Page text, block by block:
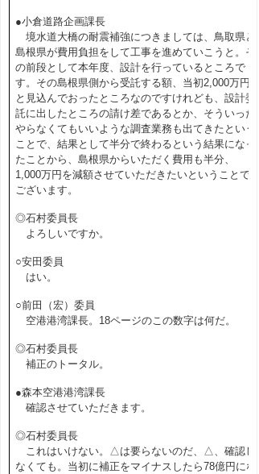
●小倉道路企画課長
境水道大橋の耐震補強につきましては、鳥取県と
島根県が費用負担をして工事を進めていこうと。そ
の前段として本年度、設計を行っているところで
す。その島根県側から受託する額、当初2,000万円
と見込んでおったところなのですけれども、設計委
託に出したところの請け差であるとか、そういった
やらなくてもいいような調査業務も出てきたという
ことで、結果として半分で終わるという結果になっ
たことから、島根県からいただく費用も半分、
1,000万円を減額させていただきたいということで
ございます。
◎石村委員長
よろしいですか。
○安田委員
はい。
○前田（宏）委員
空港港湾課長。18ページのこの数字は何だ。
◎石村委員長
補正のトータル。
●森本空港港湾課長
確認させていただきます。
◎石村委員長
これはいけない。△は要らないのだ、△、確認し
なくても。当初に補正をマイナスしたら78億円にな